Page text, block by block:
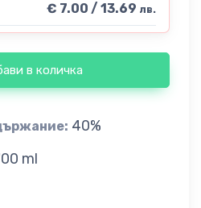
€ 7.00 / 13.69 лв.
в количка
40%
ml